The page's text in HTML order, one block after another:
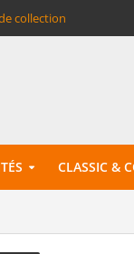
collection
CLASSIC &